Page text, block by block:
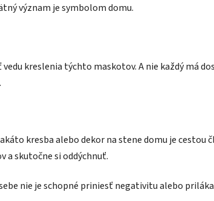
význam je symbolom domu.
kreslenia týchto maskotov. A nie každý má
kresba alebo dekor na stene domu je cestou
a skutočne si oddýchnuť.
nie je schopné priniesť negativitu alebo